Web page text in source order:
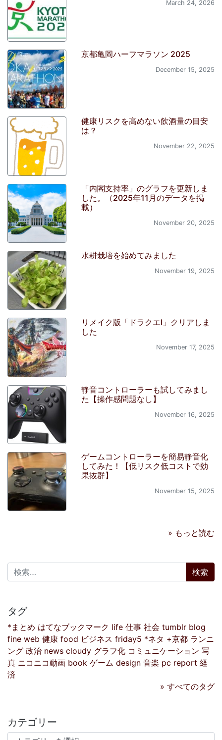
March 24, 2026
京都亀岡ハーフマラソン 2025
December 15, 2025
健康リスクを高めない飲酒量の目安
は？
November 22, 2025
「内閣支持率」のグラフを更新しま
した。（2025年11月のデータを掲
載）
November 20, 2025
水耕栽培を始めてみました
November 19, 2025
リメイク版「ドラクエI」クリアしま
した
November 17, 2025
静音コントローラーも試してみまし
た【操作感問題なし】
November 16, 2025
ゲームコントローラーを簡易静音化
してみた！【低リスク低コストで効
果抜群】
November 15, 2025
» もっと読む
検索:
タグ
*まとめ はてなブックマーク life 仕事 社会 tumblr blog
fine web 健康 food ビジネス friday5 *ネタ +京都 ランニ
ング 政治 news cloudy グラフ化 コミュニケーション 写
真 ニコニコ動画 book ゲーム design 音楽 pc report 経
済
» すべてのタグ
カテゴリー
カテゴリー